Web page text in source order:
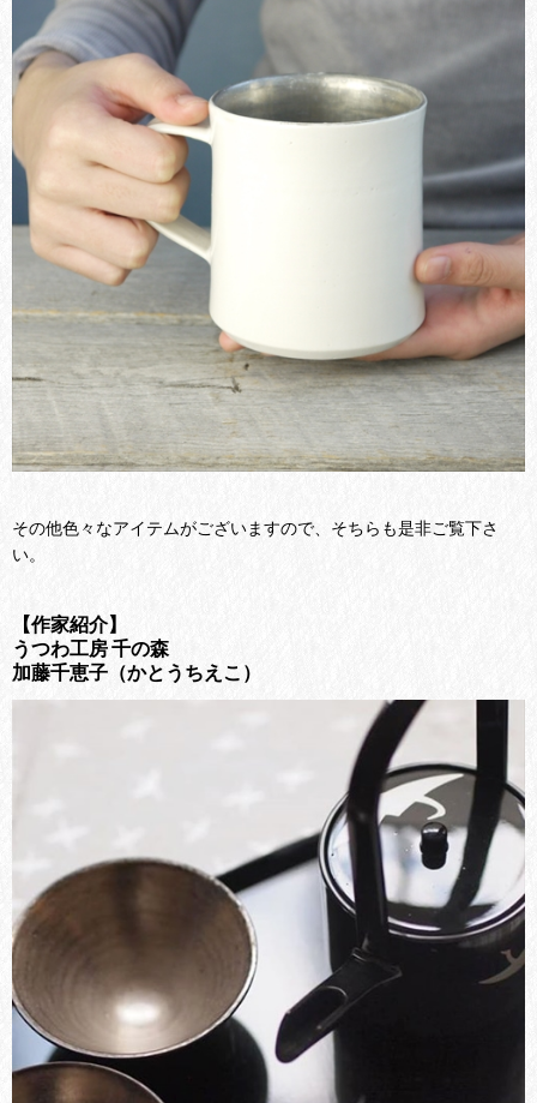
その他色々なアイテムがございますので、そちらも是非ご覧下さ
い。
【作家紹介】
うつわ工房 千の森
加藤千恵子（かとうちえこ）